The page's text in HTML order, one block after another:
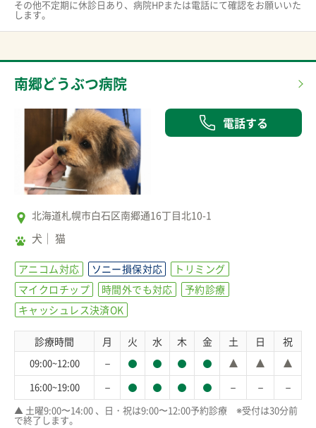
その他不定期に休診日あり、病院HPまたは電話にて確認をお願いいた
します。
南郷どうぶつ病院
電話する
北海道札幌市白石区南郷通16丁目北10-1
犬 猫
アニコム対応 ソニー損保対応
トリミング
マイクロチップ
時間外でも対応
予約診療
キャッシュレス決済OK
診療時間 月 火 水 木 金 土 日 祝
09:00~12:00 －
16:00~19:00 － － － －
▲ 土曜9:00〜14:00 、日・祝は9:00〜12:00予約診療　※受付は30分前
で終了します。